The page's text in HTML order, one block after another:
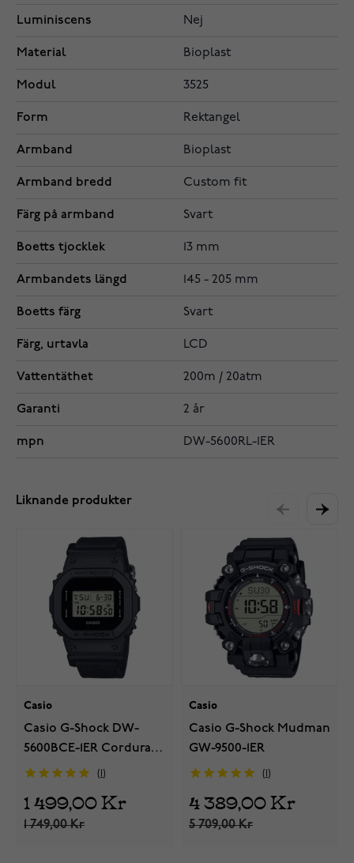
Luminiscens Nej
Material Bioplast
Modul 3525
Form Rektangel
Armband Bioplast
Armband bredd Custom fit
Färg på armband Svart
Boetts tjocklek 13 mm
Armbandets längd 145 - 205 mm
Boetts färg Svart
Färg, urtavla LCD
Vattentäthet 200m / 20atm
Garanti 2 år
mpn DW-5600RL-1ER
Liknande produkter
Casio
Casio G-Shock DW-
5600BCE-1ER Cordura
Band
1 499,00 Kr
1 749,00 Kr
Casio
Casio G-Shock Mudman
GW-9500-1ER
4 389,00 Kr
5 709,00 Kr